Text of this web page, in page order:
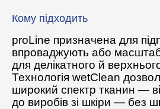
Кому підходить
proLine призначена для
впроваджують або
для делікатного й
Технологія wetClean
широкий спектр тканин —
до виробів зі шкіри — без